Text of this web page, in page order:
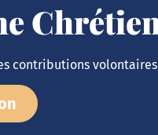
contributions